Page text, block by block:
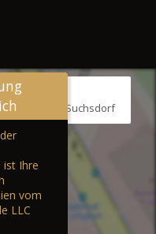
24107 Kiel-Suchsdorf
ist Ihre
vom
LLC